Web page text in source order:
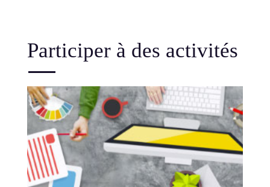
Participer à des activités